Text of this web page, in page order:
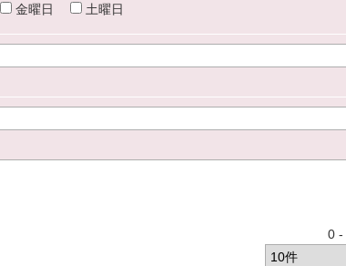
金曜日 土曜日
0 -